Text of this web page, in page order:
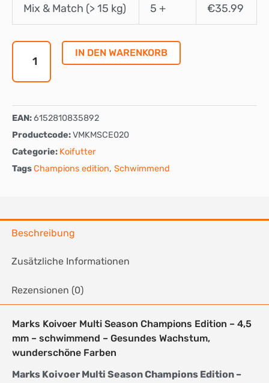
Mix & Match (> 15 kg) 5 + €35.99
Season
Schwimmend
IN DEN WARENKORB
EAN:6152810835892
Productcode:VMKMSCE020
Categorie: Koifutter
TagsChampions edition, Schwimmend
Beschreibung
Zusätzliche Informationen
Rezensionen (0)
Marks Koivoer Multi Season Champions Edition – 4,5
mm – schwimmend – Gesundes Wachstum,
wunderschöne Farben
Marks Koivoer Multi Season Champions Edition –